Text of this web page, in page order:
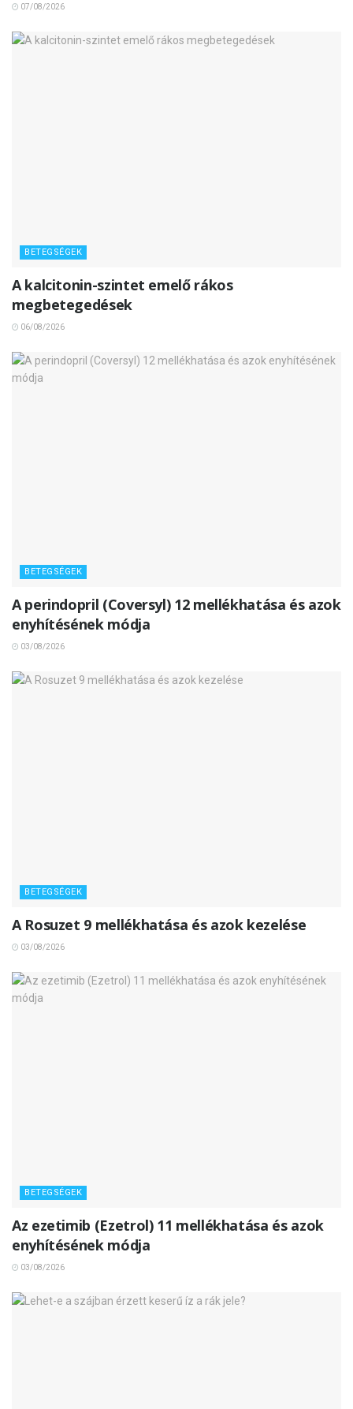
07/08/2026
BETEGSÉGEK
A kalcitonin-szintet emelő rákos
megbetegedések
06/08/2026
BETEGSÉGEK
A perindopril (Coversyl) 12 mellékhatása és azok
enyhítésének módja
03/08/2026
BETEGSÉGEK
A Rosuzet 9 mellékhatása és azok kezelése
03/08/2026
BETEGSÉGEK
Az ezetimib (Ezetrol) 11 mellékhatása és azok
enyhítésének módja
03/08/2026